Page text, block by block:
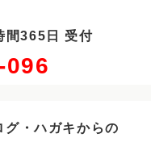
間365日 受付
096
グ・ハガキからの